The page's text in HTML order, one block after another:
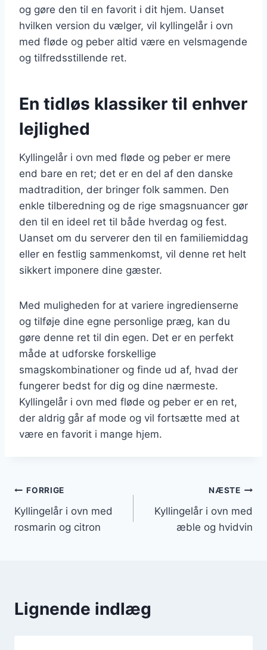
og gøre den til en favorit i dit hjem. Uanset
hvilken version du vælger, vil kyllingelår i ovn
med fløde og peber altid være en velsmagende
og tilfredsstillende ret.
En tidløs klassiker til enhver
lejlighed
Kyllingelår i ovn med fløde og peber er mere
end bare en ret; det er en del af den danske
madtradition, der bringer folk sammen. Den
enkle tilberedning og de rige smagsnuancer gør
den til en ideel ret til både hverdag og fest.
Uanset om du serverer den til en familiemiddag
eller en festlig sammenkomst, vil denne ret helt
sikkert imponere dine gæster.
Med muligheden for at variere ingredienserne
og tilføje dine egne personlige præg, kan du
gøre denne ret til din egen. Det er en perfekt
måde at udforske forskellige
smagskombinationer og finde ud af, hvad der
fungerer bedst for dig og dine nærmeste.
Kyllingelår i ovn med fløde og peber er en ret,
der aldrig går af mode og vil fortsætte med at
være en favorit i mange hjem.
Indlægsnavigation
FORRIGE
Kyllingelår i ovn med
rosmarin og citron
NÆSTE
Kyllingelår i ovn med
æble og hvidvin
Lignende indlæg